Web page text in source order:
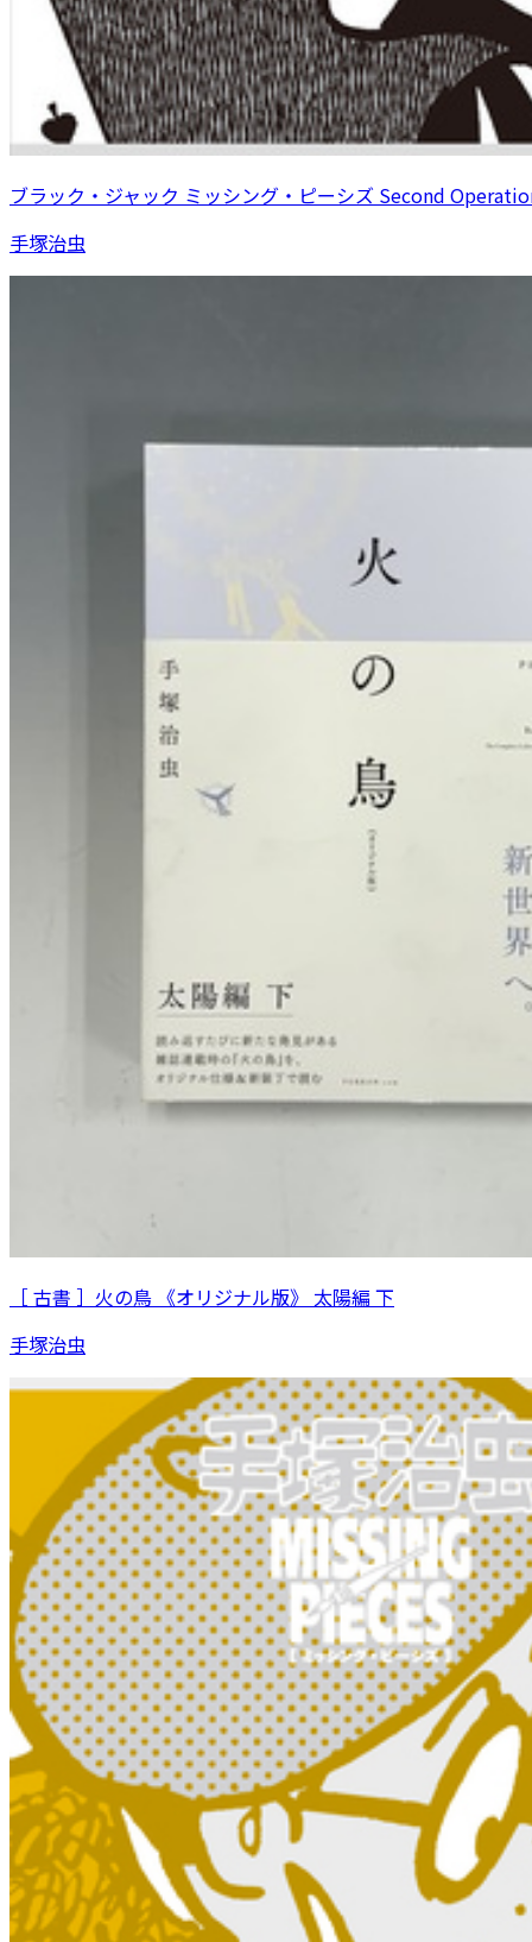
ブラック・ジャック ミッシング・ピーシズ Second
手塚治虫
［ 古書 ］火の鳥 《オリジナル版》 太陽編 下
手塚治虫